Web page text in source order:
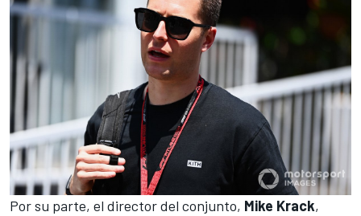
Por su parte, el director del conjunto, Mike Krack,